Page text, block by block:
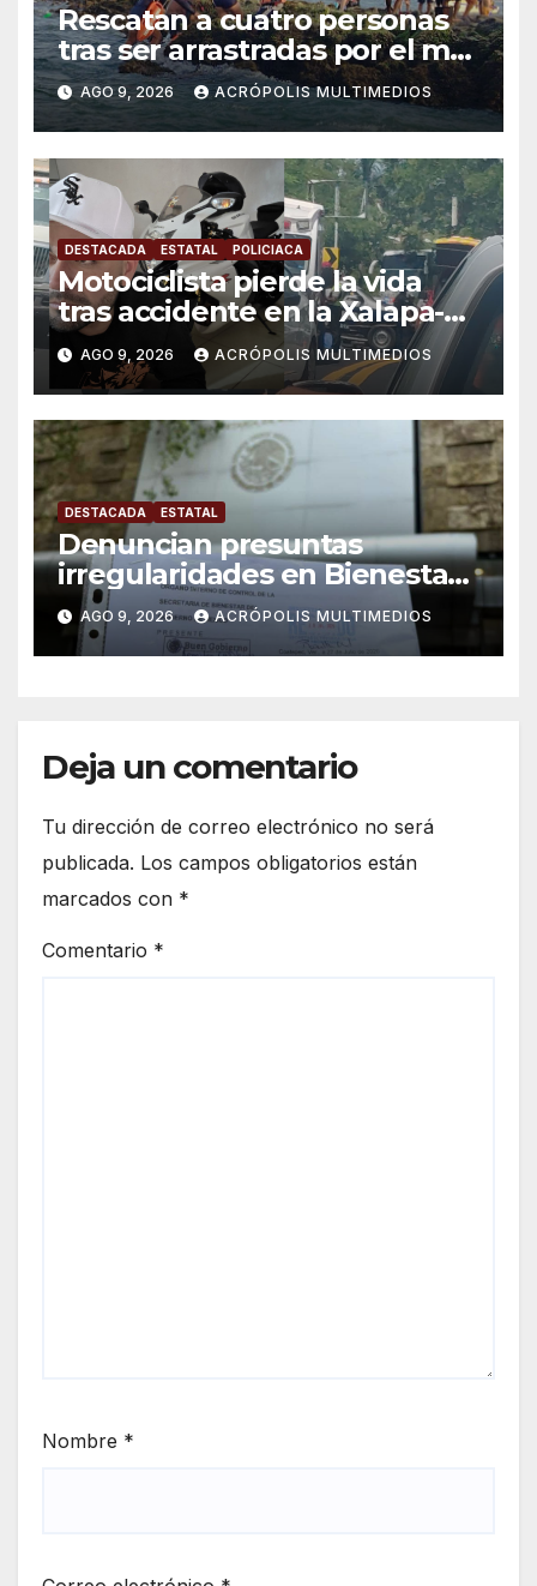
Rescatan a cuatro personas
tras ser arrastradas por el mar
en Chachalacas
AGO 9, 2026 ACRÓPOLIS MULTIMEDIOS
DESTACADA ESTATAL POLICIACA
Motociclista pierde la vida
tras accidente en la Xalapa-
Veracruz
AGO 9, 2026 ACRÓPOLIS MULTIMEDIOS
DESTACADA ESTATAL
Denuncian presuntas
irregularidades en Bienestar
de Coatepec
AGO 9, 2026 ACRÓPOLIS MULTIMEDIOS
Deja un comentario
Tu dirección de correo electrónico no será
publicada. Los campos obligatorios están
marcados con *
Comentario *
Nombre *